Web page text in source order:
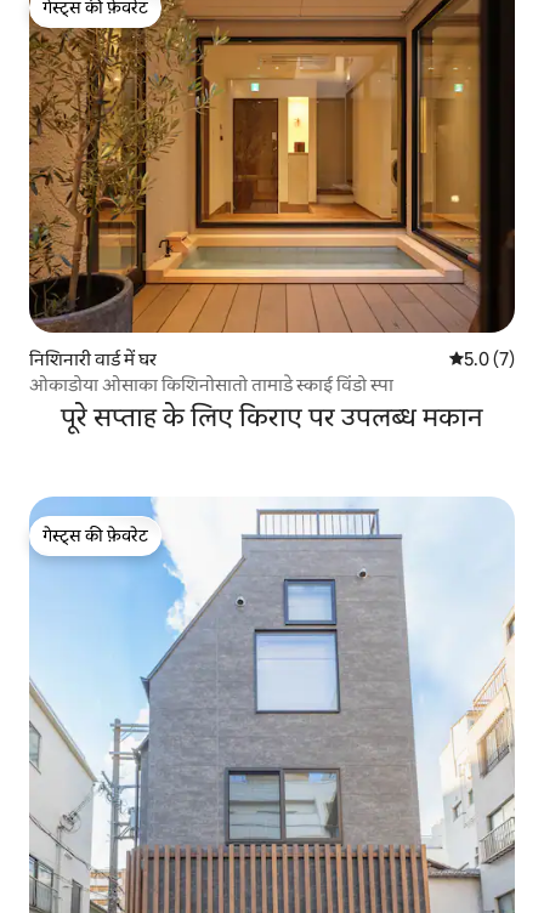
गेस्ट्स की फ़ेवरेट
गेस्ट्स की फ़ेवरेट
निशिनारी वार्ड में घर औसत रेटिंग 5
5.0 (7)
ओकाडोया ओसाका किशिनोसातो तामाडे स्काई विंडो स्पा
पूरे सप्ताह के लिए किराए पर उपलब्ध मकान
गेस्ट्स की फ़ेवरेट
गेस्ट्स की फ़ेवरेट